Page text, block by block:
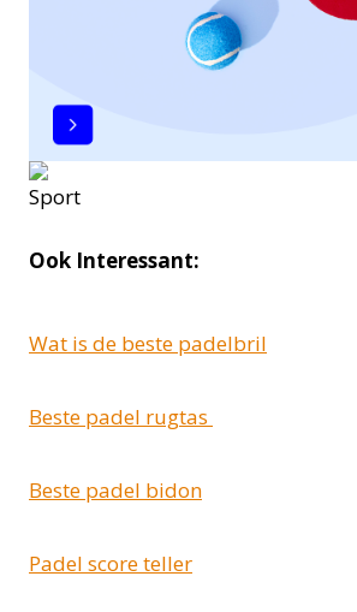
Ook Interessant:
Wat is de beste padelbril
Beste padel rugtas
Beste padel bidon
Padel score teller